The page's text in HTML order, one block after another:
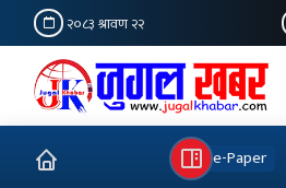
२०८३ श्रावण २२
e-Paper